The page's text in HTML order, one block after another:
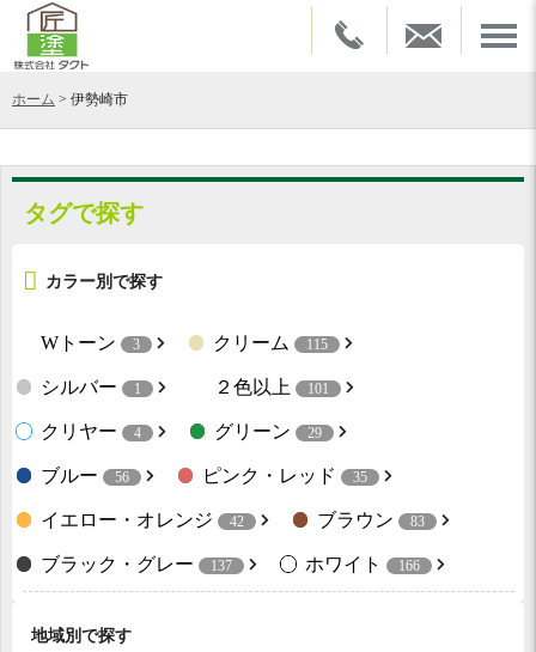
ホーム > 伊勢崎市
タグで探す
カラー別で探す
Wトーン 3 クリーム 115
シルバー 1 ２色以上 101
クリヤー 4 グリーン 29
ブルー 56 ピンク・レッド 35
イエロー・オレンジ 42 ブラウン 83
ブラック・グレー 137 ホワイト 166
地域別で探す